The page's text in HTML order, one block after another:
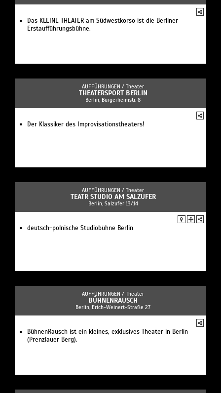
Das KLEINE THEATER am Südwestkorso ist die Berliner
Erstaufführungsbühne.
AUFFÜHRUNGEN / Theater
THEATERSPORT BERLIN
Berlin, Bürgerheimstr. 8
Der Klassiker des Improvisationstheaters!
AUFFÜHRUNGEN / Theater
TEATR STUDIO AM SALZUFER
Berlin, Salzufer 13/14
deutsch-polnische Studiobühne Berlin
AUFFÜHRUNGEN / Theater
BÜHNENRAUSCH
Berlin, Erich-Weinert-Straße 27
BühnenRausch ist ein kleines, exklusives Theater in Berlin
(Prenzlauer Berg).